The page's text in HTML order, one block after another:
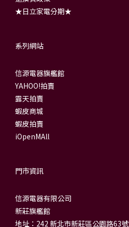
★日立家電分期★
系列網站
信源電器旗艦館
YAHOO!拍賣
露天拍賣
蝦皮商城
蝦皮拍賣
iOpenMAll
門市資訊
信源電器有限公司
新莊旗艦館
地址：242 新北市新莊區公園路63號